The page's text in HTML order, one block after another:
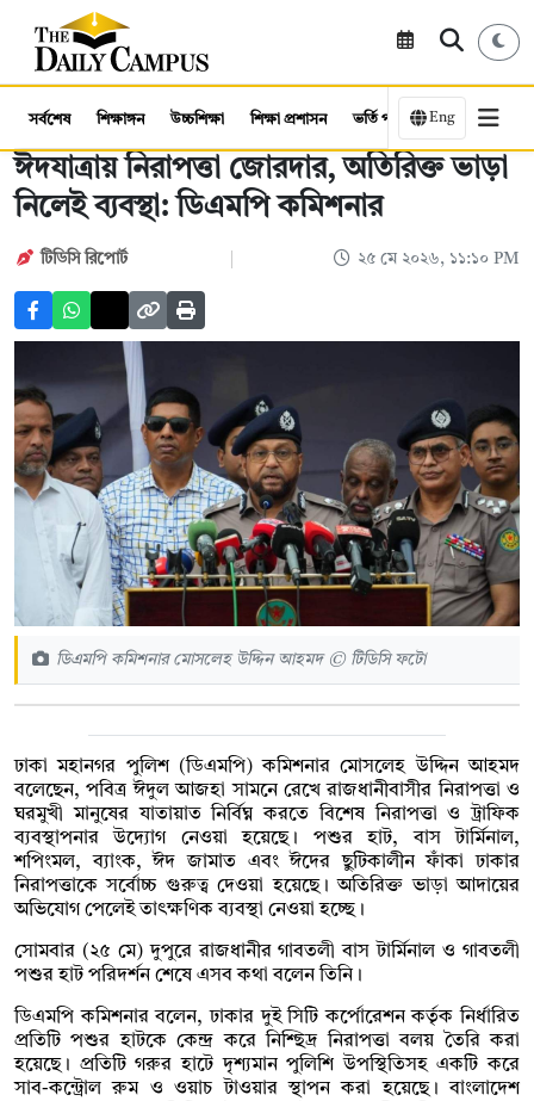
সর্বশেষ শিক্ষাঙ্গন উচ্চশিক্ষা শিক্ষা প্রশাসন ভর্তি পরীক্ষা কর্মসংস্থান
Eng
ঈদযাত্রায় নিরাপত্তা জোরদার, অতিরিক্ত ভাড়া
নিলেই ব্যবস্থা: ডিএমপি কমিশনার
টিডিসি রিপোর্ট ২৫ মে ২০২৬, ১১:১০ PM
ডিএমপি কমিশনার মোসলেহ উদ্দিন আহমদ © টিডিসি ফটো
ঢাকা মহানগর পুলিশ (ডিএমপি) কমিশনার মোসলেহ উদ্দিন আহমদ
বলেছেন, পবিত্র ঈদুল আজহা সামনে রেখে রাজধানীবাসীর নিরাপত্তা ও
ঘরমুখী মানুষের যাতায়াত নির্বিঘ্ন করতে বিশেষ নিরাপত্তা ও ট্রাফিক
ব্যবস্থাপনার উদ্যোগ নেওয়া হয়েছে। পশুর হাট, বাস টার্মিনাল,
শপিংমল, ব্যাংক, ঈদ জামাত এবং ঈদের ছুটিকালীন ফাঁকা ঢাকার
নিরাপত্তাকে সর্বোচ্চ গুরুত্ব দেওয়া হয়েছে। অতিরিক্ত ভাড়া আদায়ের
অভিযোগ পেলেই তাৎক্ষণিক ব্যবস্থা নেওয়া হচ্ছে।
সোমবার (২৫ মে) দুপুরে রাজধানীর গাবতলী বাস টার্মিনাল ও গাবতলী
পশুর হাট পরিদর্শন শেষে এসব কথা বলেন তিনি।
ডিএমপি কমিশনার বলেন, ঢাকার দুই সিটি কর্পোরেশন কর্তৃক নির্ধারিত
প্রতিটি পশুর হাটকে কেন্দ্র করে নিশ্ছিদ্র নিরাপত্তা বলয় তৈরি করা
হয়েছে। প্রতিটি গরুর হাটে দৃশ্যমান পুলিশি উপস্থিতিসহ একটি করে
সাব-কন্ট্রোল রুম ও ওয়াচ টাওয়ার স্থাপন করা হয়েছে। বাংলাদেশ